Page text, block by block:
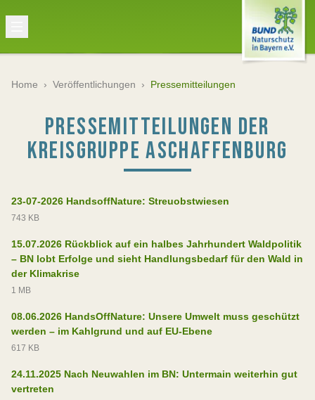
Home › Veröffentlichungen › Pressemitteilungen
PRESSEMITTEILUNGEN DER
KREISGRUPPE ASCHAFFENBURG
23-07-2026 HandsoffNature: Streuobstwiesen
743 KB
15.07.2026 Rückblick auf ein halbes Jahrhundert Waldpolitik
– BN lobt Erfolge und sieht Handlungsbedarf für den Wald in
der Klimakrise
1 MB
08.06.2026 HandsOffNature: Unsere Umwelt muss geschützt
werden – im Kahlgrund und auf EU-Ebene
617 KB
24.11.2025 Nach Neuwahlen im BN: Untermain weiterhin gut
vertreten